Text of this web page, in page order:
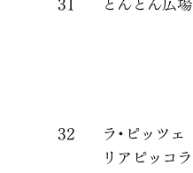
31 とんとん広場
32
ラ・ピッツェ
リアピッコラ